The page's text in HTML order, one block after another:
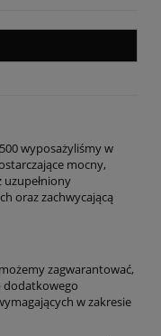
płatności
wyposażyliśmy w
mocny,
uzupełniony
oraz zachwycającą
zagwarantować,
dodatkowego
w zakresie